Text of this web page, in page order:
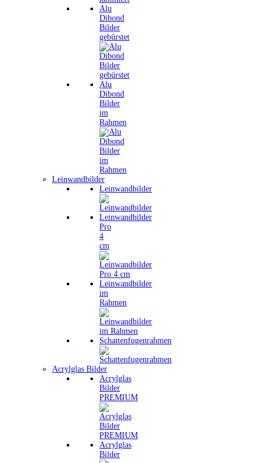
Alu
Dibond
Bilder
gebürstet
Alu
Dibond
Bilder
im
Rahmen
Leinwandbilder
Leinwandbilder
Leinwandbilder
Pro
4
cm
Leinwandbilder
im
Rahmen
Schattenfugenrahmen
Acrylglas Bilder
Acrylglas
Bilder
PREMIUM
Acrylglas
Bilder